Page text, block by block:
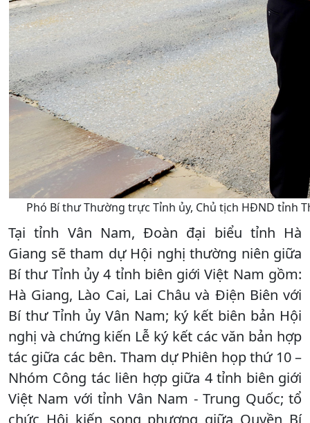
Phó Bí thư Thường trực Tỉnh ủy, Chủ tịch HĐND tỉnh
Tại tỉnh Vân Nam, Đoàn đại biểu tỉnh Hà
Giang sẽ tham dự Hội nghị thường niên giữa
Bí thư Tỉnh ủy 4 tỉnh biên giới Việt Nam gồm:
Hà Giang, Lào Cai, Lai Châu và Điện Biên với
Bí thư Tỉnh ủy Vân Nam; ký kết biên bản Hội
nghị và chứng kiến Lễ ký kết các văn bản hợp
tác giữa các bên. Tham dự Phiên họp thứ 10 –
Nhóm Công tác liên hợp giữa 4 tỉnh biên giới
Việt Nam với tỉnh Vân Nam - Trung Quốc; tổ
chức Hội kiến song phương giữa Quyền Bí